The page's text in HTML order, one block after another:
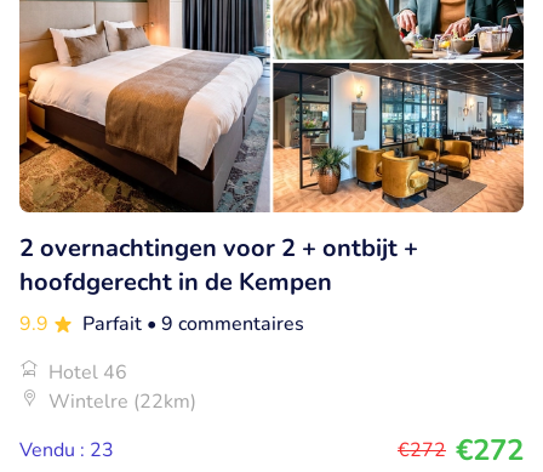
2 overnachtingen voor 2 + ontbijt +
hoofdgerecht in de Kempen
9.9 Parfait • 9 commentaires
Hotel 46
Wintelre (22km)
Vendu : 23
€272 €272